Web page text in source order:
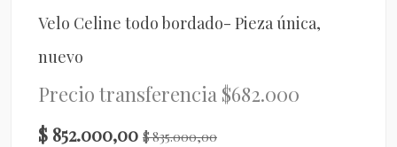
Velo Celine todo bordado- Pieza única,
nuevo
Precio transferencia $682.000
$ 852.000,00 $ 835.000,00